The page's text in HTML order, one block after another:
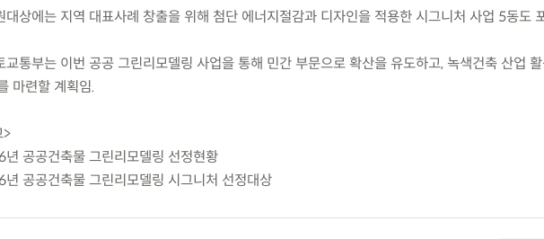
대상에는 지역 대표사례 창출을 위해 첨단 에너지절감과 디자인을 적용한 시그니처 사업 5동도
교통부는 이번 공공 그린리모델링 사업을 통해 민간 부문으로 확산을 유도하고, 녹색건축 산업
마련할 계획임.
>
년 공공건축물 그린리모델링 선정현황
년 공공건축물 그린리모델링 시그니처 선정대상